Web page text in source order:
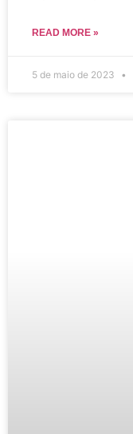
READ MORE »
5 de maio de 2023